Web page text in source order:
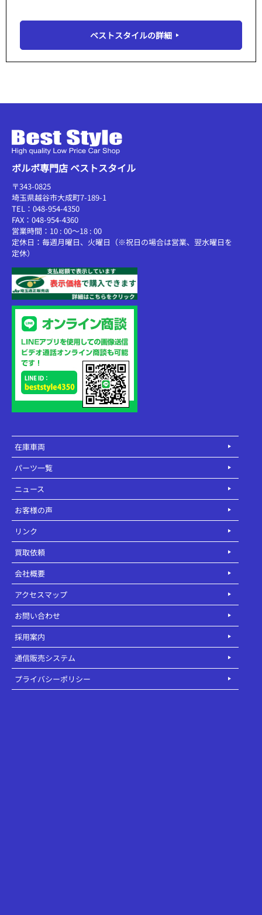
ベストスタイルの詳細
ボルボ専門店 ベストスタイル
〒343-0825
埼玉県越谷市大成町7-189-1
TEL：048-954-4350
FAX：048-954-4360
営業時間：10 : 00～18 : 00
定休日：毎週月曜日、火曜日（※祝日の場合は営業、翌水曜日を
定休）
在庫車両
パーツ一覧
ニュース
お客様の声
リンク
買取依頼
会社概要
アクセスマップ
お問い合わせ
採用案内
通信販売システム
プライバシーポリシー